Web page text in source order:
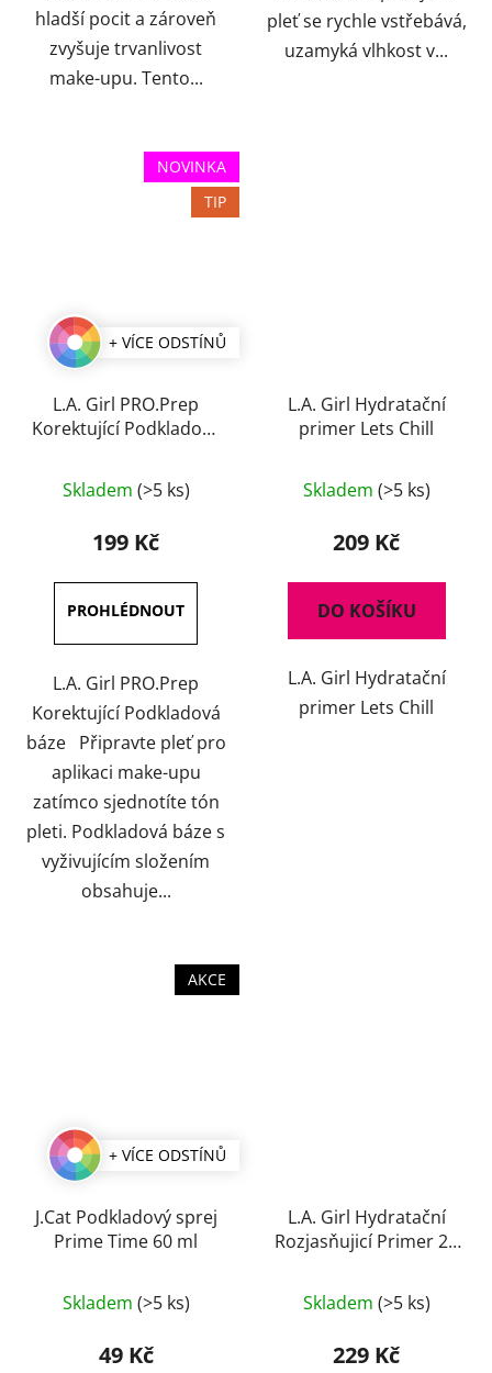
hladší pocit a zároveň
zvyšuje trvanlivost
make-upu. Tento...
pleť se rychle vstřebává,
uzamyká vlhkost v...
NOVINKA
TIP
+ VÍCE ODSTÍNŮ
L.A. Girl PRO.Prep
Korektující Podkladová
hodnocení
produktu
4,5
z
5
hvězdiček.
Skladem (>5 ks)
199 Kč
L.A. Girl PRO.Prep
Korektující Podkladová
báze Připravte pleť pro
aplikaci make-upu
zatímco sjednotíte tón
pleti. Podkladová báze s
vyživujícím složením
obsahuje...
L.A. Girl Hydratační
primer Lets Chill
Skladem (>5 ks)
209 Kč
DO KOŠÍKU
L.A. Girl Hydratační
primer Lets Chill
AKCE
+ VÍCE ODSTÍNŮ
J.Cat Podkladový sprej
Prime Time 60 ml
Skladem (>5 ks)
49 Kč
L.A. Girl Hydratační
Rozjasňujicí Primer 25
Skladem (>5 ks)
229 Kč